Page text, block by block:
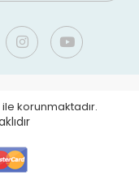
ile korunmaktadır.